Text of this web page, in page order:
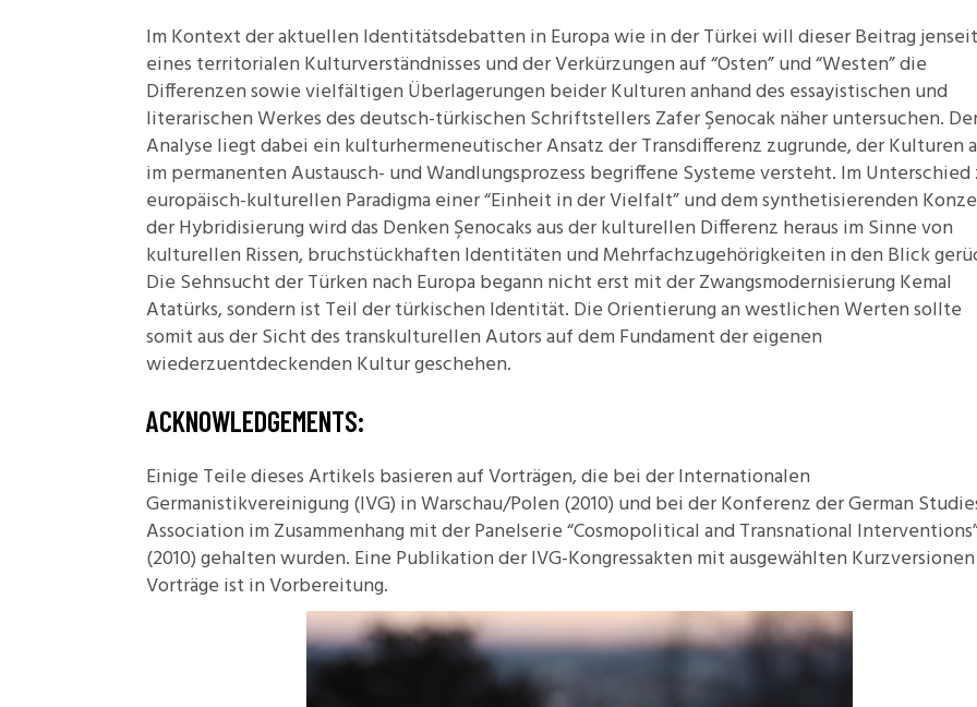
11.2: Reflections on a
Changing Europe
11.1: Reflections on a
Changing Europe
10.2: The Future of the
10.1: The Digital German
Humanities & Barriers
See More
Im Kontext der aktuellen Identitätsdebatten in Europa wie in der Türkei will dieser Beitrag
eines territorialen Kulturverständnisses und der Verkürzungen auf “Osten” und “Westen” die
Differenzen sowie vielfältigen Überlagerungen beider Kulturen anhand des essayistischen und
literarischen Werkes des deutsch-türkischen Schriftstellers Zafer Şenocak näher untersuchen.
Analyse liegt dabei ein kulturhermeneutischer Ansatz der Transdifferenz zugrunde, der Kulturen
im permanenten Austausch- und Wandlungsprozess begriffene Systeme versteht. Im Unterschied
europäisch-kulturellen Paradigma einer “Einheit in der Vielfalt” und dem synthetisierenden
der Hybridisierung wird das Denken Şenocaks aus der kulturellen Differenz heraus im Sinne von
kulturellen Rissen, bruchstückhaften Identitäten und Mehrfachzugehörigkeiten in den Blick
Die Sehnsucht der Türken nach Europa begann nicht erst mit der Zwangsmodernisierung Kemal
Atatürks, sondern ist Teil der türkischen Identität. Die Orientierung an westlichen Werten sollte
somit aus der Sicht des transkulturellen Autors auf dem Fundament der eigenen
wiederzuentdeckenden Kultur geschehen.
ACKNOWLEDGEMENTS:
Einige Teile dieses Artikels basieren auf Vorträgen, die bei der Internationalen
Germanistikvereinigung (IVG) in Warschau/Polen (2010) und bei der Konferenz der German
Association im Zusammenhang mit der Panelserie “Cosmopolitical and Transnational
(2010) gehalten wurden. Eine Publikation der IVG-Kongressakten mit ausgewählten
Vorträge ist in Vorbereitung.